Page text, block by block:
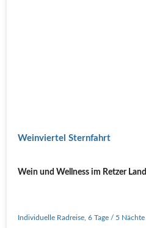
Weinviertel Sternfahrt
Wein und Wellness im Retzer Land
Individuelle Radreise ,6 Tage / 5 Nächte